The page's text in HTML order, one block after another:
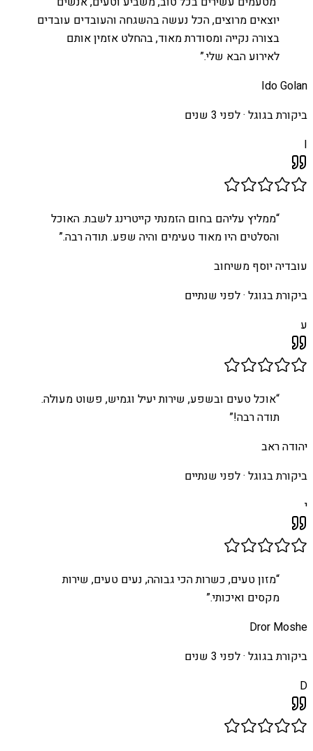
יוצאים מרוצים, הכל נעשה בהשגחה והעובדים עובדים
בצורה נקייה ומסודרת מאוד, בהחלט אזמין אותם
לאירוע הבא שלי.”
Ido Golan
ביקורת בגוגל ·לפני 3 שנים
I
“ממליץ עליהם בחום הזמנתי קייטרינג לשבת. האוכל
והסלטים היו מאוד טעימים והיה שפע. תודה רבה.”
עובדיה יוסף משיחוב
ביקורת בגוגל ·לפני שנתיים
ע
“אוכל טעים ובשפע, שירות יעיל וגמיש, פשוט מעולה.
תודה רבה!”
יהודה ראב
ביקורת בגוגל ·לפני שנתיים
י
“מזון טעים, כשרות הכי גבוהה, נעים טעים, שירות
מקסים ואיכותי.”
Dror Moshe
ביקורת בגוגל ·לפני 3 שנים
D